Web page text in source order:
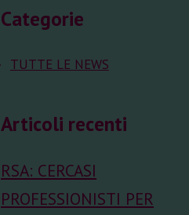
Categorie
TUTTE LE NEWS
Articoli recenti
RSA: CERCASI
PROFESSIONISTI PER